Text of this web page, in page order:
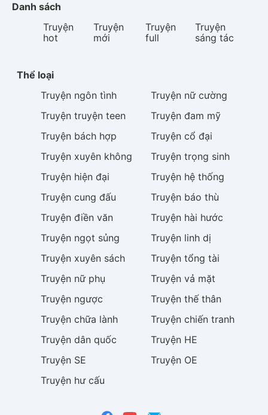
Danh sách
Truyện
hot
Truyện
mới
Truyện
full
Truyện
sáng tác
Thể loại
Truyện ngôn tình Truyện nữ cường
Truyện truyện teen Truyện đam mỹ
Truyện bách hợp Truyện cổ đại
Truyện xuyên không Truyện trọng sinh
Truyện hiện đại Truyện hệ thống
Truyện cung đấu Truyện báo thù
Truyện điền văn Truyện hài hước
Truyện ngọt sủng Truyện linh dị
Truyện xuyên sách Truyện tổng tài
Truyện nữ phụ Truyện vả mặt
Truyện ngược Truyện thế thân
Truyện chữa lành Truyện chiến tranh
Truyện dân quốc Truyện HE
Truyện SE Truyện OE
Truyện hư cấu